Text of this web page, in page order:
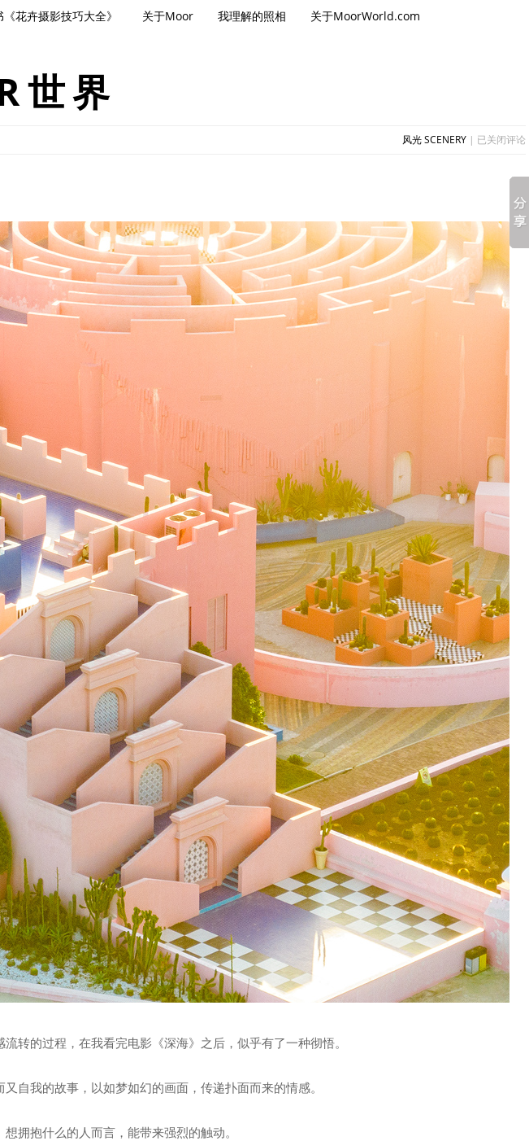
《花卉摄影技巧大全》 关于Moor 我理解的照相 关于MoorWorld.com
世界
风光 SCENERY | 福
岛
已关闭评论
转的过程，在我看完电影《深海》之后，似乎有了一种彻悟。
自我的故事，以如梦如幻的画面，传递扑面而来的情感。
拥抱什么的人而言，能带来强烈的触动。